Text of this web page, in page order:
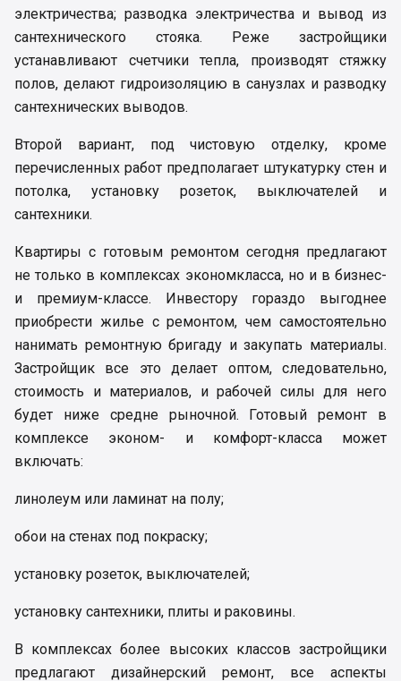
электричества; разводка электричества и вывод из
сантехнического стояка. Реже застройщики
устанавливают счетчики тепла, производят стяжку
полов, делают гидроизоляцию в санузлах и разводку
сантехнических выводов.
Второй вариант, под чистовую отделку, кроме
перечисленных работ предполагает штукатурку стен и
потолка, установку розеток, выключателей и
сантехники.
Квартиры с готовым ремонтом сегодня предлагают
не только в комплексах экономкласса, но и в бизнес-
и премиум-классе. Инвестору гораздо выгоднее
приобрести жилье с ремонтом, чем самостоятельно
нанимать ремонтную бригаду и закупать материалы.
Застройщик все это делает оптом, следовательно,
стоимость и материалов, и рабочей силы для него
будет ниже средне рыночной. Готовый ремонт в
комплексе эконом- и комфорт-класса может
включать:
линолеум или ламинат на полу;
обои на стенах под покраску;
установку розеток, выключателей;
установку сантехники, плиты и раковины.
В комплексах более высоких классов застройщики
предлагают дизайнерский ремонт, все аспекты